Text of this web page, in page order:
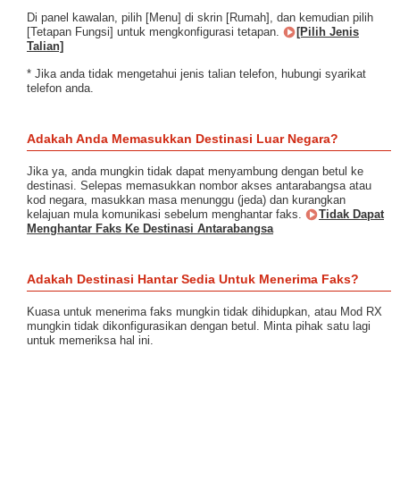
Di panel kawalan, pilih [Menu] di skrin [Rumah], dan kemudian pilih
[Tetapan Fungsi] untuk mengkonfigurasi tetapan.
[Pilih Jenis
Talian]
* Jika anda tidak mengetahui jenis talian telefon, hubungi syarikat
telefon anda.
Adakah Anda Memasukkan Destinasi Luar Negara?
Jika ya, anda mungkin tidak dapat menyambung dengan betul ke
destinasi. Selepas memasukkan nombor akses antarabangsa atau
kod negara, masukkan masa menunggu (jeda) dan kurangkan
kelajuan mula komunikasi sebelum menghantar faks.
Tidak Dapat
Menghantar Faks Ke Destinasi Antarabangsa
Adakah Destinasi Hantar Sedia Untuk Menerima Faks?
Kuasa untuk menerima faks mungkin tidak dihidupkan, atau Mod RX
mungkin tidak dikonfigurasikan dengan betul. Minta pihak satu lagi
untuk memeriksa hal ini.